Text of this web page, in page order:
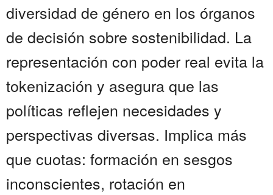
diversidad de género en los órganos
de decisión sobre sostenibilidad. La
representación con poder real evita la
tokenización y asegura que las
políticas reflejen necesidades y
perspectivas diversas. Implica más
que cuotas: formación en sesgos
inconscientes, rotación en